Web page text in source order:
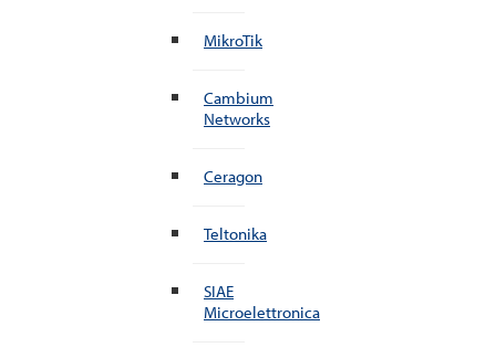
MikroTik
Cambium
Networks
Ceragon
Teltonika
SIAE
Microelettronica